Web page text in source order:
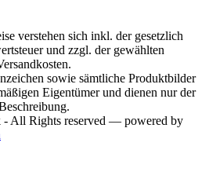
verstehen sich inkl. der gesetzlich
und zzgl. der gewählten
sowie sämtliche Produktbilder
Eigentümer und dienen nur der
All Rights reserved — powered by